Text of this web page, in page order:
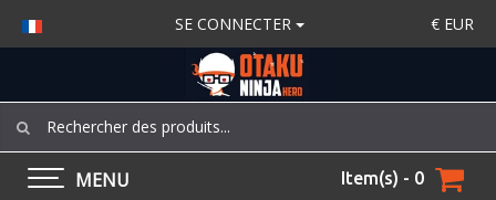
SE CONNECTER € EUR
MENU Item(s) - 0